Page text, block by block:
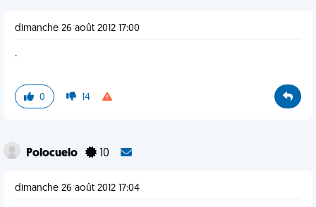
dimanche 26 août 2012 17:00
.
0 14
Polocuelo 10
dimanche 26 août 2012 17:04